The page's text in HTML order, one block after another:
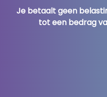
Je betaalt geen
tot een bedrag
De inkomsten uit
opgenomen in je
Je behoudt je rechten
en